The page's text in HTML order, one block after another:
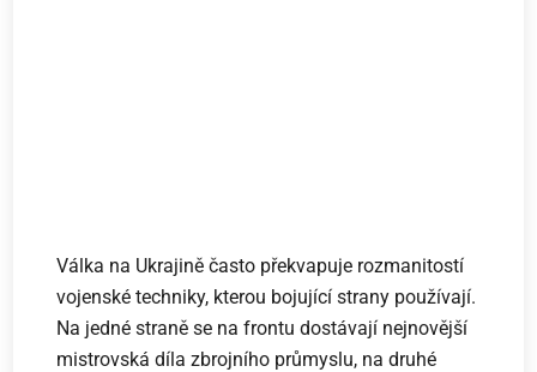
Válka na Ukrajině často překvapuje rozmanitostí
vojenské techniky, kterou bojující strany používají.
Na jedné straně se na frontu dostávají nejnovější
mistrovská díla zbrojního průmyslu, na druhé